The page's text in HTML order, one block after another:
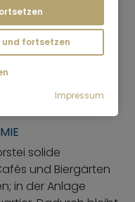
Umgebung
der Anlage,
kurz bleiben.
nicht nur
auch
gut nutzbar.
solide
und Biergärten
in der Anlage
und fortsetzen
Impressum